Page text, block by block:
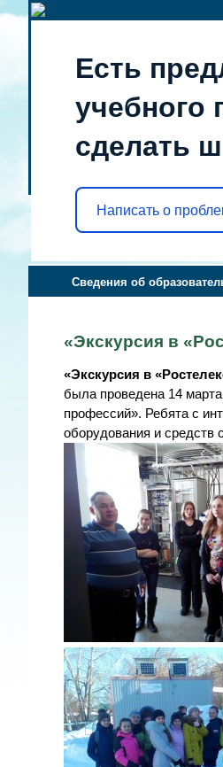
Есть
учебного
сделать
Написать о
Сведения об
«Экскурсия в
«Экскурсия в
была проведена 14
профессий». Ребята с
оборудования и средств